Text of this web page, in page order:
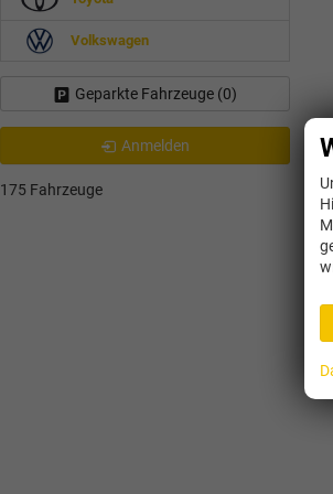
Volkswagen
Geparkte Fahrzeuge (0)
Anmelden
175 Fahrzeuge